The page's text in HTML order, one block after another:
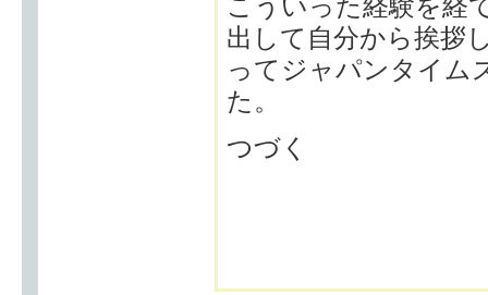
こういった経験を経
出して自分から挨拶
ってジャパンタイム
た。
つづく